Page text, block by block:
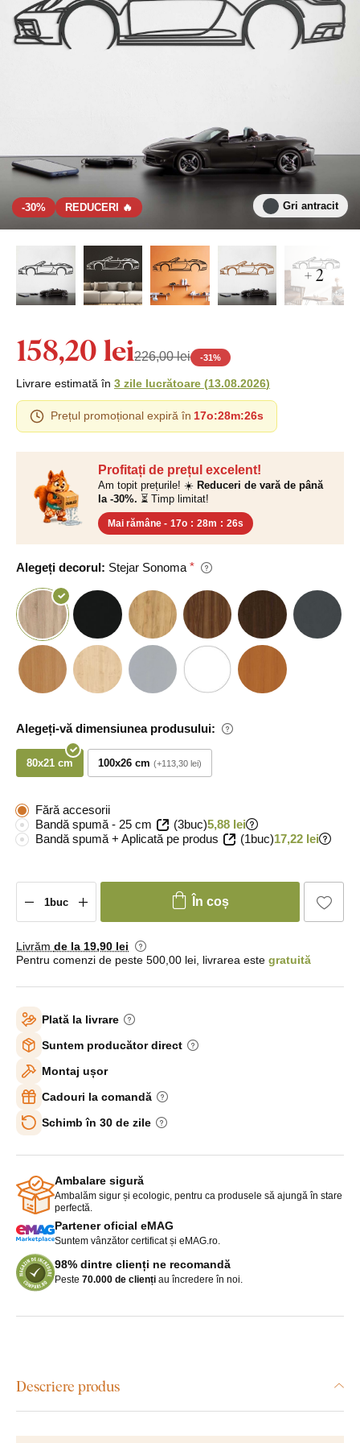
-30% REDUCERI 🔥 Gri antracit
+ 2
Profitați de prețul excelent!
Am topit prețurile! ☀️ Reduceri de vară de până
la -30%. ⏳ Timp limitat!
Mai rămâne - 17o : 28m : 25s
Alegeți decorul: Stejar Sonoma
Alegeți-vă dimensiunea produsului:
80x21 cm 100x26 cm +113,30 lei
158,20 lei226,00 lei -31%
Livrare estimată în 3 zile lucrătoare (13.08.2026)
Prețul promoțional expiră în 17o:28m:25s
Fără accesorii
Bandă spumă - 25 cm
(3buc)5,88 lei
Bandă spumă + Aplicată pe produs
(1buc)17,22 lei
În coș
Livrăm de la 19,90 lei
Pentru comenzi de peste 500,00 lei, livrarea este gratuită
Plată la livrare
Suntem producător direct
Montaj ușor
Cadouri la comandă
Schimb în 30 de zile
Ambalare sigură
Ambalăm sigur și ecologic, pentru ca produsele să ajungă în stare
perfectă.
Partener oficial eMAG
Suntem vânzător certificat și eMAG.ro.
98% dintre clienți ne recomandă
Peste 70.000 de clienți au încredere în noi.
Descriere produs